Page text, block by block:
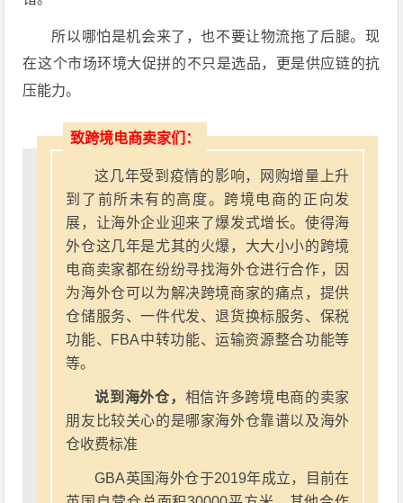
所以哪怕是机会来了，也不要让物流拖了后腿。现
在这个市场环境大促拼的不只是选品，更是供应链的抗
压能力。
致跨境电商卖家们：
这几年受到疫情的影响，网购增量上升
到了前所未有的高度。跨境电商的正向发
展，让海外企业迎来了爆发式增长。使得海
外仓这几年是尤其的火爆，大大小小的跨境
电商卖家都在纷纷寻找海外仓进行合作，因
为海外仓可以为解决跨境商家的痛点，提供
仓储服务、一件代发、退货换标服务、保税
功能、FBA中转功能、运输资源整合功能等
等。
说到海外仓， 相信许多跨境电商的卖家
朋友比较关心的是哪家海外仓靠谱以及海外
仓收费标准
GBA英国海外仓于2019年成立，目前在